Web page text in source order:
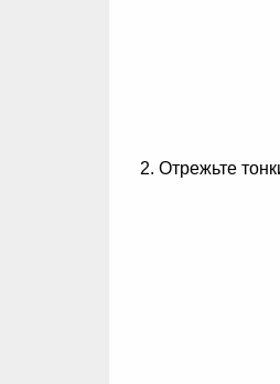
Отрежьте